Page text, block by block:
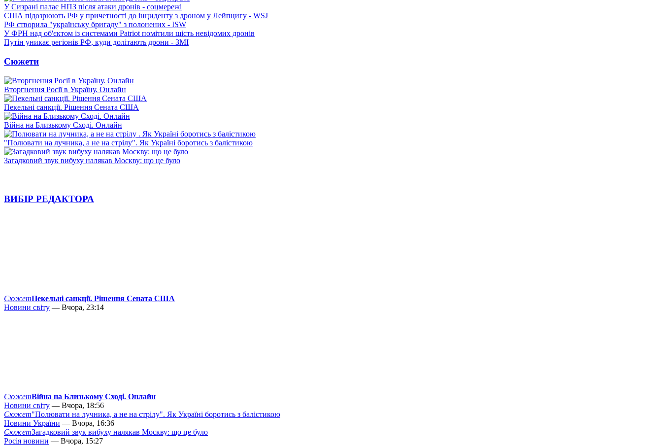
У Сизрані палає НПЗ після атаки дронів - соцмережі
США підозрюють РФ у причетності до інциденту з дроном у Лейпцигу - WSJ
РФ створила "українську бригаду" з полонених - ISW
У ФРН над об'єктом із системами Patriot помітили шість невідомих дронів
Путін уникає регіонів РФ, куди долітають дрони - ЗМІ
Сюжети
Вторгнення Росії в Україну. Онлайн
Пекельні санкції. Рішення Сената США
Війна на Близькому Сході. Онлайн
"Полювати на лучника, а не на стрілу". Як Україні боротись з балістикою
Загадковий звук вибуху налякав Москву: що це було
ВИБІР РЕДАКТОРА
СюжетПекельні санкції. Рішення Сената США
Новини світу — Вчора, 23:14
СюжетВійна на Близькому Сході. Онлайн
Новини світу — Вчора, 18:56
Сюжет"Полювати на лучника, а не на стрілу". Як Україні боротись з балістикою
Новини України — Вчора, 16:36
СюжетЗагадковий звук вибуху налякав Москву: що це було
Росія новини — Вчора, 15:27